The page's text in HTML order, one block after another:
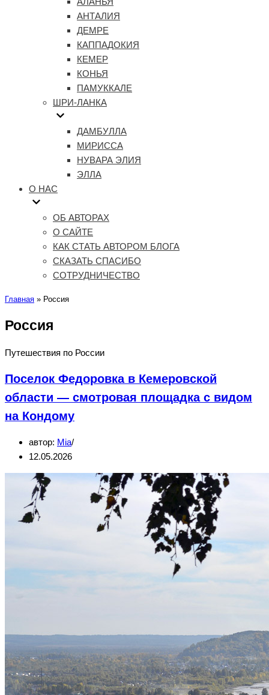
АНТАЛИЯ
ДЕМРЕ
КАППАДОКИЯ
КЕМЕР
КОНЬЯ
ПАМУККАЛЕ
ШРИ-ЛАНКА
ДАМБУЛЛА
МИРИССА
НУВАРА ЭЛИЯ
ЭЛЛА
О НАС
ОБ АВТОРАХ
О САЙТЕ
КАК СТАТЬ АВТОРОМ БЛОГА
СКАЗАТЬ СПАСИБО
СОТРУДНИЧЕСТВО
Главная » Россия
Россия
Путешествия по России
Поселок Федоровка в Кемеровской
области — смотровая площадка с видом
на Кондому
автор: Mia
12.05.2026